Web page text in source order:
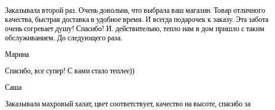
Заказывала второй раз. Очень довольна, что выбрала ваш магазин. Товар отличного
качества, быстрая доставка в удобное время. И всегда подарочек к заказу. Эта забота
очень согревает душу! Спасибо! И. действительно, тепло нам в дом пришло с таким
обслуживанием. До следующего раза.
Марина
Спасибо, все супер! С вами стало теплее))
Саша
Заказывала махровый халат, цвет соответствует, качество на высоте, спасибо за